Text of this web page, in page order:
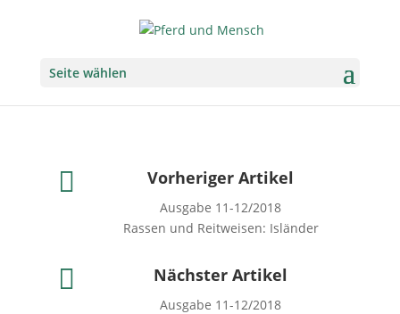
Seite wählen
 Vorheriger Artikel
Ausgabe 11-12/2018
Rassen und Reitweisen: Isländer
 Nächster Artikel
Ausgabe 11-12/2018